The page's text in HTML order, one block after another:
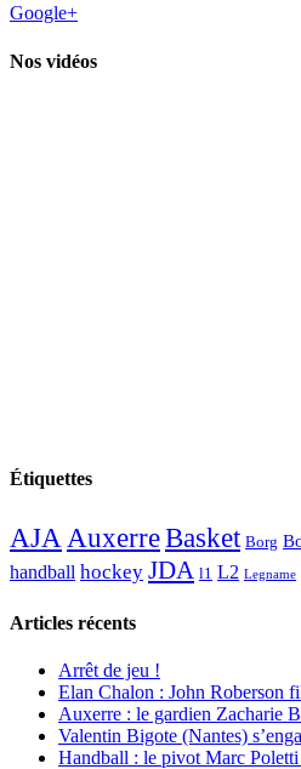
Google+
Nos vidéos
Étiquettes
AJAAuxerreBasket Borg
handball hockey JDA l1 L2 Legname
Articles récents
Arrêt de jeu !
Elan Chalon : John Roberson
Auxerre : le gardien Zacharie
Valentin Bigote (Nantes)
Handball : le pivot Marc